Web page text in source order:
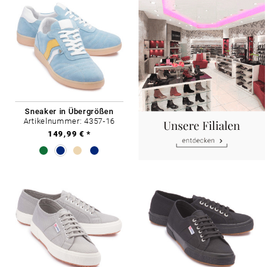
Sneaker in Übergrößen
Artikelnummer: 4357-16
149,99 € *